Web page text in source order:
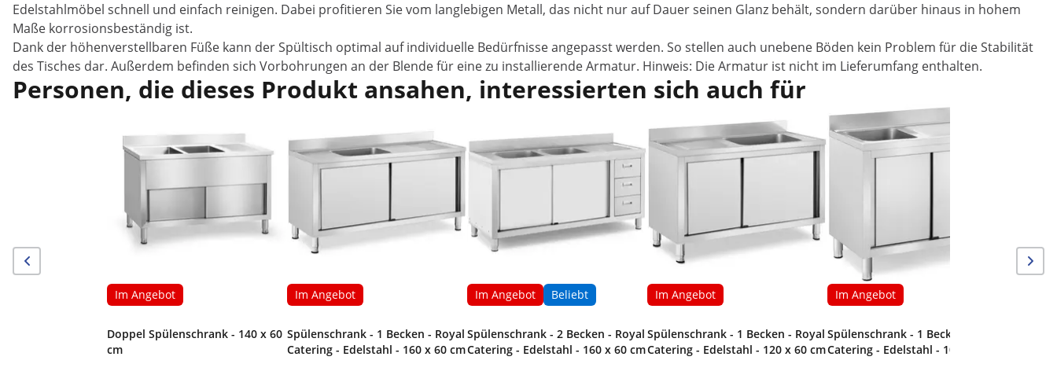
Edelstahlmöbel schnell und einfach reinigen. Dabei profitieren Sie vom langlebigen Metall, das nicht nur auf Dauer seinen Glanz behält, sondern darüber hinaus in hohem
Maße korrosionsbeständig ist.
Dank der höhenverstellbaren Füße kann der Spültisch optimal auf individuelle Bedürfnisse angepasst werden. So stellen auch unebene Böden kein Problem für die Stabilität
des Tisches dar. Außerdem befinden sich Vorbohrungen an der Blende für eine zu installierende Armatur. Hinweis: Die Armatur ist nicht im Lieferumfang enthalten.
Personen, die dieses Produkt ansahen, interessierten sich auch für
Im Angebot
Doppel Spülenschrank - 140 x 60
cm
Im Angebot
Spülenschrank - 1 Becken - Royal
Catering - Edelstahl - 160 x 60 cm
Im Angebot Beliebt
Spülenschrank - 2 Becken - Royal
Catering - Edelstahl - 160 x 60 cm
Im Angebot
Spülenschrank - 1 Becken - Royal
Catering - Edelstahl - 120 x 60 cm
Im Angebot
Spülenschrank - 1 Becken - Royal
Catering - Edelstahl - 100 x 60 cm